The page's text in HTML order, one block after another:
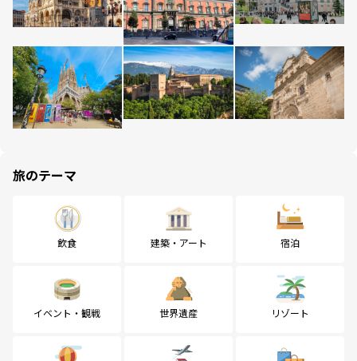
旅のテーマ
飲食 建築・アート 宿泊
イベント・観戦 世界遺産 リゾート